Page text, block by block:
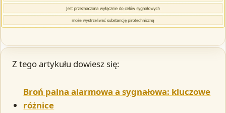
Z tego artykułu dowiesz się:
Broń palna alarmowa a sygnałowa: kluczowe
różnice